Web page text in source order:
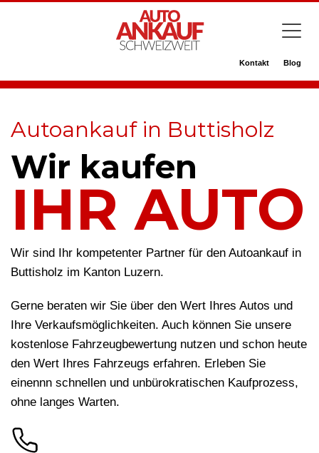
Kontakt Blog
Autoankauf in Buttisholz
Wir kaufen
IHR AUTO
Wir sind Ihr kompetenter Partner für den Autoankauf in
Buttisholz im Kanton Luzern.
Gerne beraten wir Sie über den Wert Ihres Autos und
Ihre Verkaufsmöglichkeiten. Auch können Sie unsere
kostenlose Fahrzeugbewertung nutzen und schon heute
den Wert Ihres Fahrzeugs erfahren. Erleben Sie
einennn schnellen und unbürokratischen Kaufprozess,
ohne langes Warten.